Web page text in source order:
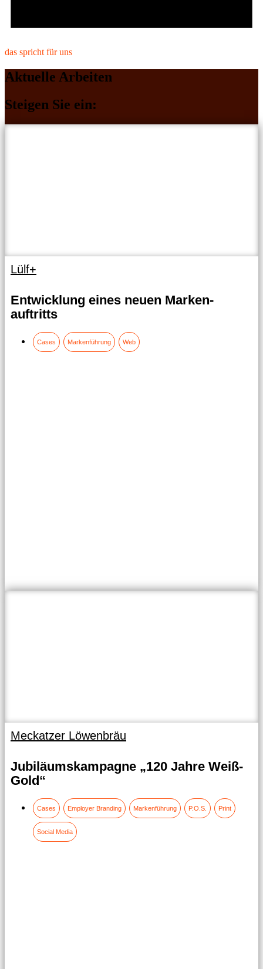
das spricht für uns
Aktuelle Arbeiten
Steigen Sie ein:
Lülf+
Entwicklung eines neuen Marken­
auftritts
Cases Markenführung Web
Meckatzer Löwenbräu
Jubiläumskampagne „120 Jahre Weiß-
Gold“
Cases Employer Branding Markenführung P.O.S. Print
Social Media